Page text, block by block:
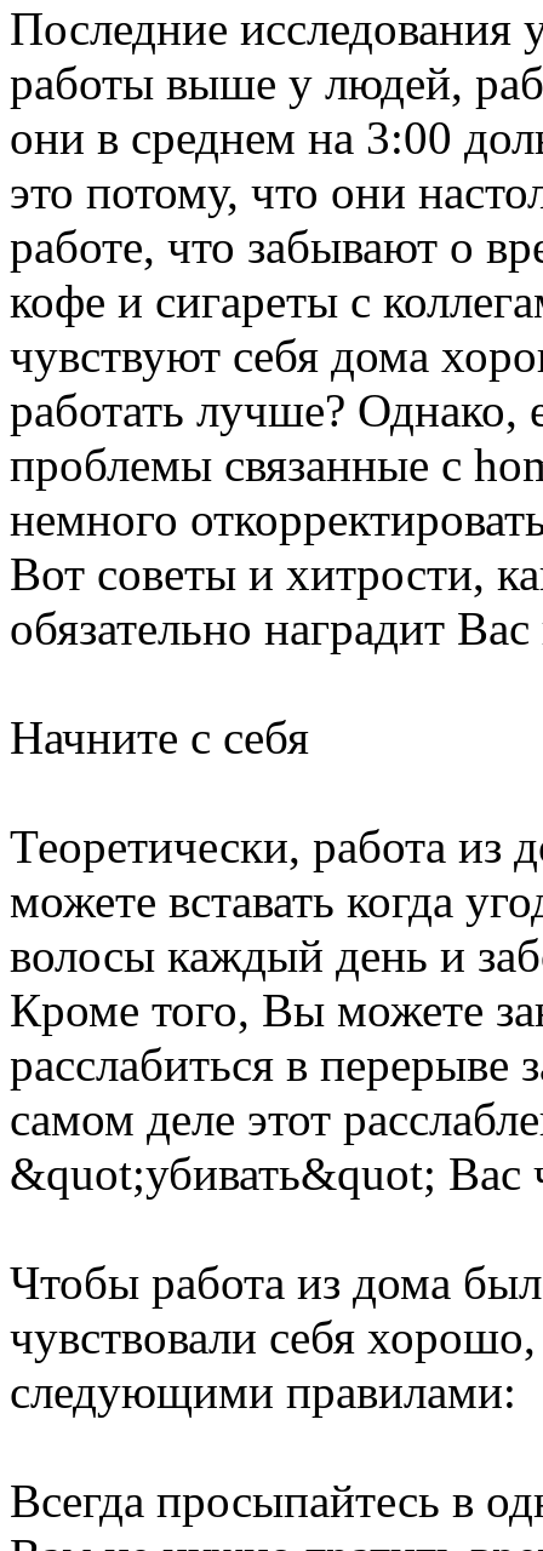
Последние исследования
работы выше у людей,
они в среднем на 3:00
это потому, что они
работе, что забывают о
кофе и сигареты с
чувствуют себя дома
работать лучше? Однако,
проблемы связанные с
немного
Вот советы и хитрости,
обязательно наградит
Начните с себя
Теоретически, работа из
можете вставать когда
волосы каждый день и
Кроме того, Вы можете
расслабиться в
самом деле этот
&quot;убивать&quot; Вас
Чтобы работа из дома
чувствовали себя
следующими правилами:
Всегда просыпайтесь в